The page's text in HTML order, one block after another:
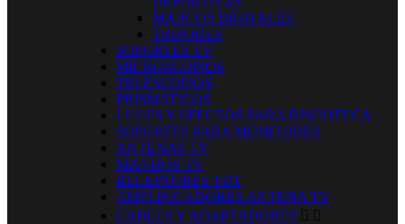
MARCOS DIGITALES
TRIPODES
SOPORTES TV
MICROSCOPIOS
TELESCOPIOS
PRISMATICOS
LUCES Y EFECTOS PARA DISCOTECA
SOPORTES PARA MONITORES
ANTENAS TV
MANDOS TV
RECEPTORES TDT
AMPLIFICADORES ANTENA TV
CABLES Y ADAPTADORES  